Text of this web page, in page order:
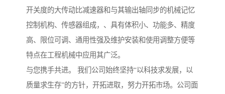
开关度的大传动比减速器和与其输出轴同步的机械记忆
控制机构、传感器组成，、具有体积小、功能多、精度
高、限位可调、通用性强及维护安装和使用调整方便等
特点在工程机械中应用其广泛。
与您携手共进。 我们公司始终坚持“以科技求发展，以
质量求生存”的方针，开拓进取，努力开拓市场。公司面